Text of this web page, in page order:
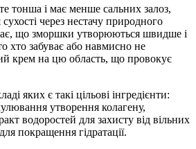
тонша і має менше сальних залоз,
через нестачу природного
що зморшки утворюються швидше і
хто забуває або навмисно не
крем на цю область, що провокує
яких є такі цільові інгредієнти:
утворення колагену,
водоростей для захисту від вільних
покращення гідратації.